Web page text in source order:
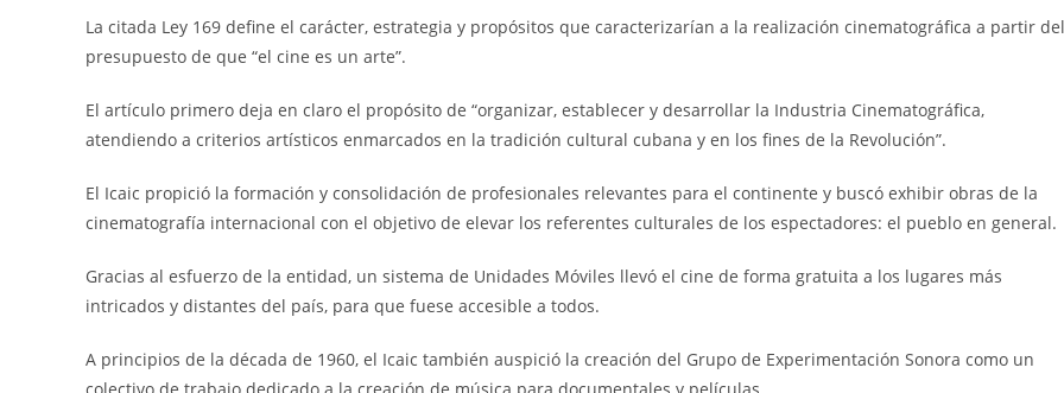
La citada Ley 169 define el carácter, estrategia y propósitos que caracterizarían a la realización cinematográfica a partir del
presupuesto de que “el cine es un arte”.
El artículo primero deja en claro el propósito de “organizar, establecer y desarrollar la Industria Cinematográfica,
atendiendo a criterios artísticos enmarcados en la tradición cultural cubana y en los fines de la Revolución”.
El Icaic propició la formación y consolidación de profesionales relevantes para el continente y buscó exhibir obras de la
cinematografía internacional con el objetivo de elevar los referentes culturales de los espectadores: el pueblo en general.
Gracias al esfuerzo de la entidad, un sistema de Unidades Móviles llevó el cine de forma gratuita a los lugares más
intricados y distantes del país, para que fuese accesible a todos.
A principios de la década de 1960, el Icaic también auspició la creación del Grupo de Experimentación Sonora como un